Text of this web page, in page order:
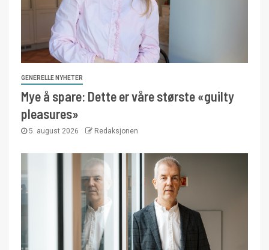
GENERELLE NYHETER
Mye å spare: Dette er våre største «guilty
pleasures»
5. august 2026 Redaksjonen